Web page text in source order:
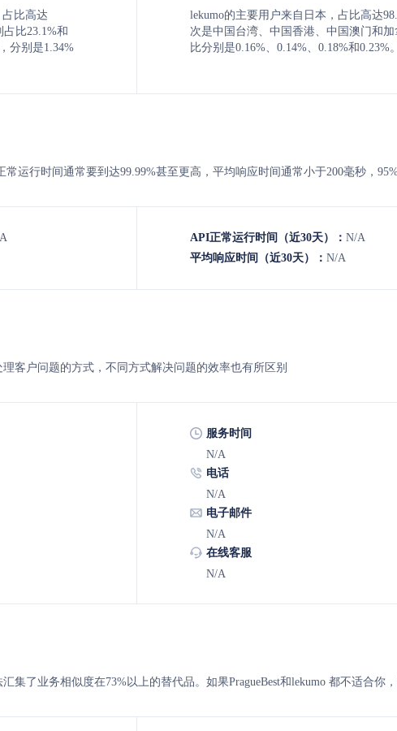
比高达
比23.1%和
分别是1.34%
lekumo的主要用户来自日本，占比高达
次是中国台湾、中国香港、中国澳门和加
比分别是0.16%、0.14%、0.18%和0.23%。
常运行时间通常要到达99.99%甚至更高，平均响应时间通常小于200毫秒，
API正常运行时间（近30天）： N/A
平均响应时间（近30天）： N/A
理客户问题的方式，不同方式解决问题的效率也有所区别
服务时间
N/A
电话
N/A
电子邮件
N/A
在线客服
N/A
集了业务相似度在73%以上的替代品。如果PragueBest和lekumo 都不适合你